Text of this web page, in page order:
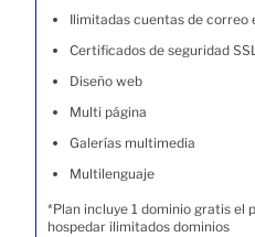
Ilimitadas cuentas de correo
Certificados de seguridad SSL
Diseño web
Multi página
Galerías multimedia
Multilenguaje
*Plan incluye 1 dominio gratis el
hospedar ilimitados dominios